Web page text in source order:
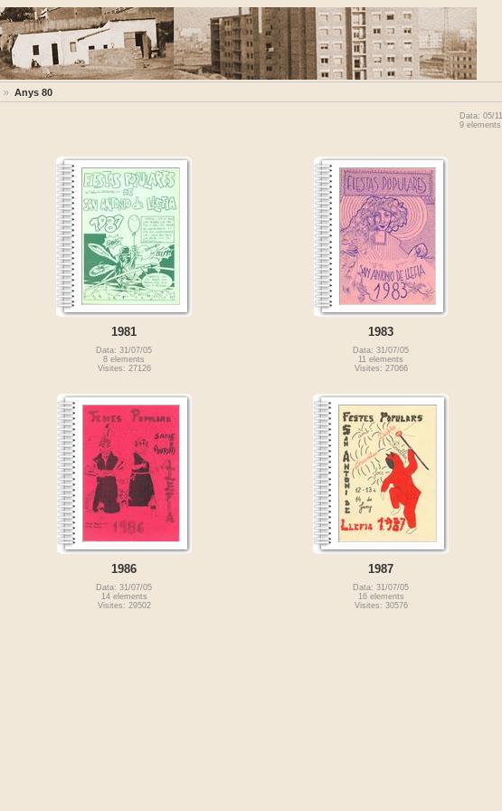
Anys 80
Data: 05/
9
1981
Data: 31/07/05
8 elements
Visites: 27126
1983
Data: 31/07/05
11 elements
Visites: 27066
1986
Data: 31/07/05
14 elements
Visites: 29502
1987
Data: 31/07/05
16 elements
Visites: 30576